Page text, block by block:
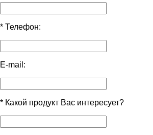
* Телефон:
E-mail:
* Какой продукт Вас интересует?